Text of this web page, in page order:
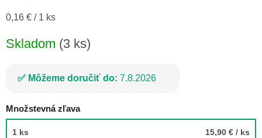
Jednotková
0,16 € / 1 ks
Skladom (3 ks)
Môžeme doručiť do: 7.8.2026
Množstevná zľava
1 ks 15,90 € / ks